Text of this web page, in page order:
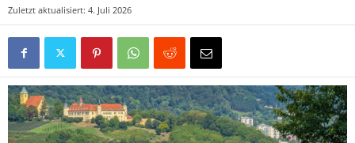
e
Zuletzt aktualisiert: 4. Juli 2026